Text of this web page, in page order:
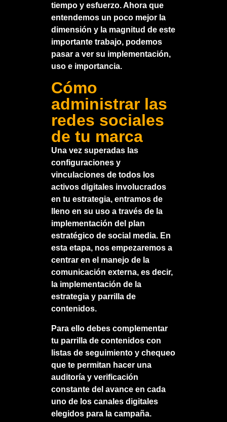
tiempo y esfuerzo. Ahora que
entendemos un poco mejor la
dimensión y la magnitud de este
importante trabajo, podemos
pasar a ver su implementación,
uso e importancia.
Cómo
administrar las
redes sociales
de tu marca
Una vez superadas las
configuraciones y
vinculaciones de todos los
activos digitales involucrados
en tu estrategia, entramos de
lleno en su uso a través de la
implementación del plan
estratégico de social media. En
esta etapa, nos empezaremos a
centrar en el manejo de la
comunicación externa, es decir,
la implementación de la
estrategia y parrilla de
contenidos.
Para ello debes complementar
tu parrilla de contenidos con
listas de seguimiento y chequeo
que te permitan hacer una
auditoría y verificación
constante del avance en cada
uno de los canales digitales
elegidos para la campaña.